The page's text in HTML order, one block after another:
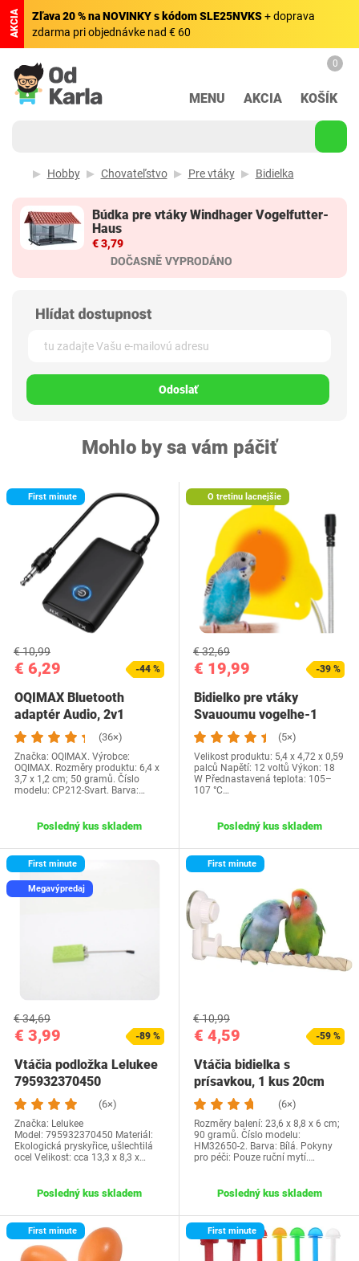
AKCIA Zľava 20 % na NOVINKY s kódom SLE25NVKS+ doprava
zdarma pri objednávke nad € 60
MENU AKCIA
0
KOŠÍK
Hobby Chovateľstvo Pre vtáky Bidielka
Búdka pre vtáky Windhager Vogelfutter-
Haus
€ 3,79
Odoslať
Mohlo by sa vám páčiť
First minute
€ 6,29
€ 10,99
-44 %
OQIMAX Bluetooth
adaptér Audio, 2v1
Bluetooth 5.3 vysielač…
(36×)
Značka: OQIMAX. Výrobce:
OQIMAX. Rozměry produktu: 6,4 x
3,7 x 1,2 cm; 50 gramů. Číslo
modelu: CP212-Svart. Barva:…
Posledný kus skladem
O tretinu lacnejšie
€ 19,99
€ 32,69
-39 %
Bidielko pre vtáky
Svauoumu vogelhe-1
(5×)
Velikost produktu: 5,4 x 4,72 x 0,59
palců Napětí: 12 voltů Výkon: 18
W Přednastavená teplota: 105–
107 °C…
Posledný kus skladem
First minute
Megavýpredaj
€ 3,99
€ 34,69
-89 %
Vtáčia podložka Lelukee
795932370450
(6×)
Značka: Lelukee
Model: 795932370450 Materiál:
Ekologická pryskyřice, ušlechtilá
ocel Velikost: cca 13,3 x 8,3 x…
Posledný kus skladem
First minute
€ 4,59
€ 10,99
-59 %
Vtáčia bidielka s
prísavkou, 1 kus 20cm
bidielka, hračka so…
(6×)
Rozměry balení: 23,6 x 8,8 x 6 cm;
90 gramů. Číslo modelu:
HM32650-2. Barva: Bílá. Pokyny
pro péči: Pouze ruční mytí.…
Posledný kus skladem
First minute First minute